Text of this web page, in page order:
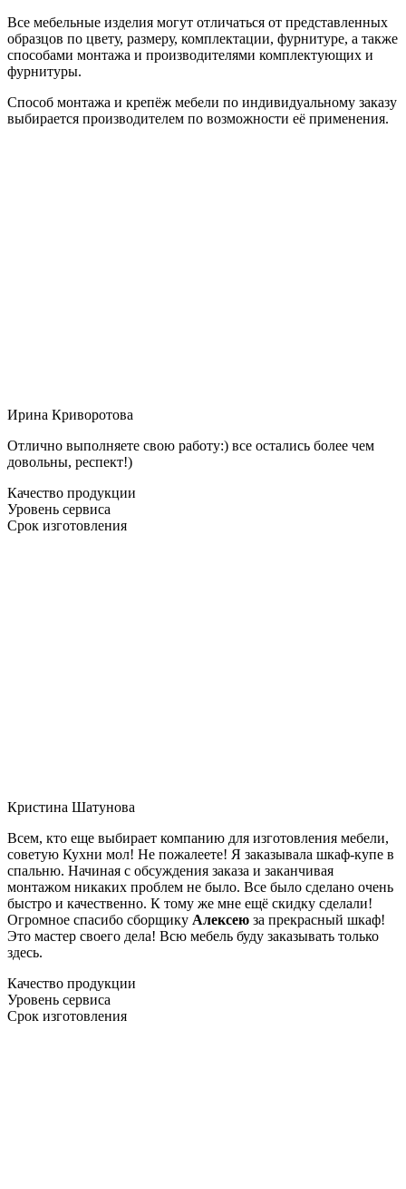
Все мебельные изделия могут отличаться от представленных
образцов по цвету, размеру, комплектации, фурнитуре, а также
способами монтажа и производителями комплектующих и
фурнитуры.
Способ монтажа и крепёж мебели по индивидуальному заказу
выбирается производителем по возможности её применения.
Ирина Криворотова
Отлично выполняете свою работу:) все остались более чем
довольны, респект!)
Качество продукции
Уровень сервиса
Срок изготовления
Кристина Шатунова
Всем, кто еще выбирает компанию для изготовления мебели,
советую Кухни мол! Не пожалеете! Я заказывала шкаф-купе в
спальню. Начиная с обсуждения заказа и заканчивая
монтажом никаких проблем не было. Все было сделано очень
быстро и качественно. К тому же мне ещё скидку сделали!
Огромное спасибо сборщику Алексею за прекрасный шкаф!
Это мастер своего дела! Всю мебель буду заказывать только
здесь.
Качество продукции
Уровень сервиса
Срок изготовления